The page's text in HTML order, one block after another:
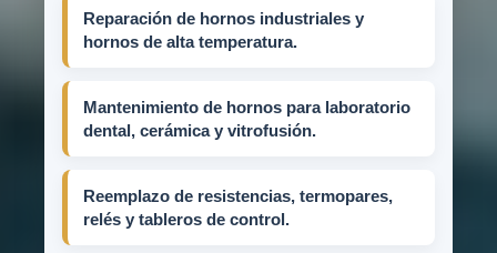
Reparación de hornos industriales y
hornos de alta temperatura.
Mantenimiento de hornos para laboratorio
dental, cerámica y vitrofusión.
Reemplazo de resistencias, termopares,
relés y tableros de control.